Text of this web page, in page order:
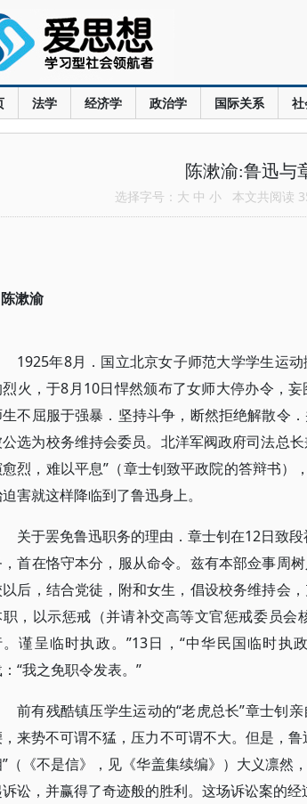
法学 经济学 政治学 国际关系
陈漱渝:鲁迅与
选择字号： 大 中 小 本文共阅读
陈漱渝
1925年8月．国立北京女子师范大学学生运
烈火，于8月10日悍然颁布了女师大停办令，
生不屈服于强暴．坚持斗争，断然拒绝解散令
选为校务维持会委员。北洋军阀政府司法总
烈，难以平息”（章士钊致平政院的答辩书
害就这样降临到了鲁迅身上。
关于罢免鲁迅职务的理由．章士钊在12日致
首在恪守本分，服从命令。兹有本部佥事周
后，结合党徒，附和女生，倡设校务维持会
，以示惩戒（并请补交高等文官惩戒委员
。谨呈临时执政。”13日，“中华民国临时执
“我之免职令发表。”
前有残酷镇压学生运动的“老虎总长”章士钊
，来势不可谓不猛，压力不可谓不大。但是，
（《不是信》，见《华盖集续编》）大义凛然
讼，并赢得了奇迹般的胜利。这场诉讼案的经